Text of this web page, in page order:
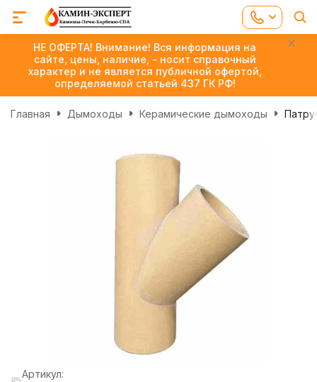
НЕ ОФЕРТА! Внимание! Вся информация на
сайте, цены, наличие, - носит справочный
характер и не является публичной офертой,
определяемой статьей 437 ГК РФ!
Главная Дымоходы Керамические дымоходы
Артикул: